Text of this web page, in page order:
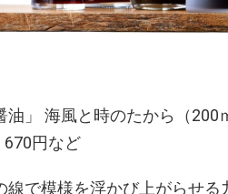
油」 海風と時のたから（
670円など
線で模様を浮かび上がらせ